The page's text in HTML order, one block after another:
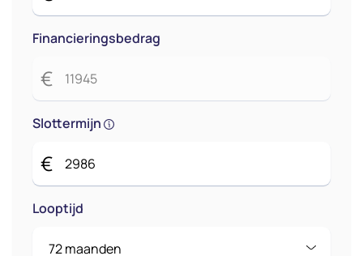
Financieringsbedrag
€
Slottermijn
€
Looptijd